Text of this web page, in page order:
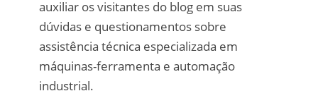
auxiliar os visitantes do blog em suas
dúvidas e questionamentos sobre
assistência técnica especializada em
máquinas-ferramenta e automação
industrial.